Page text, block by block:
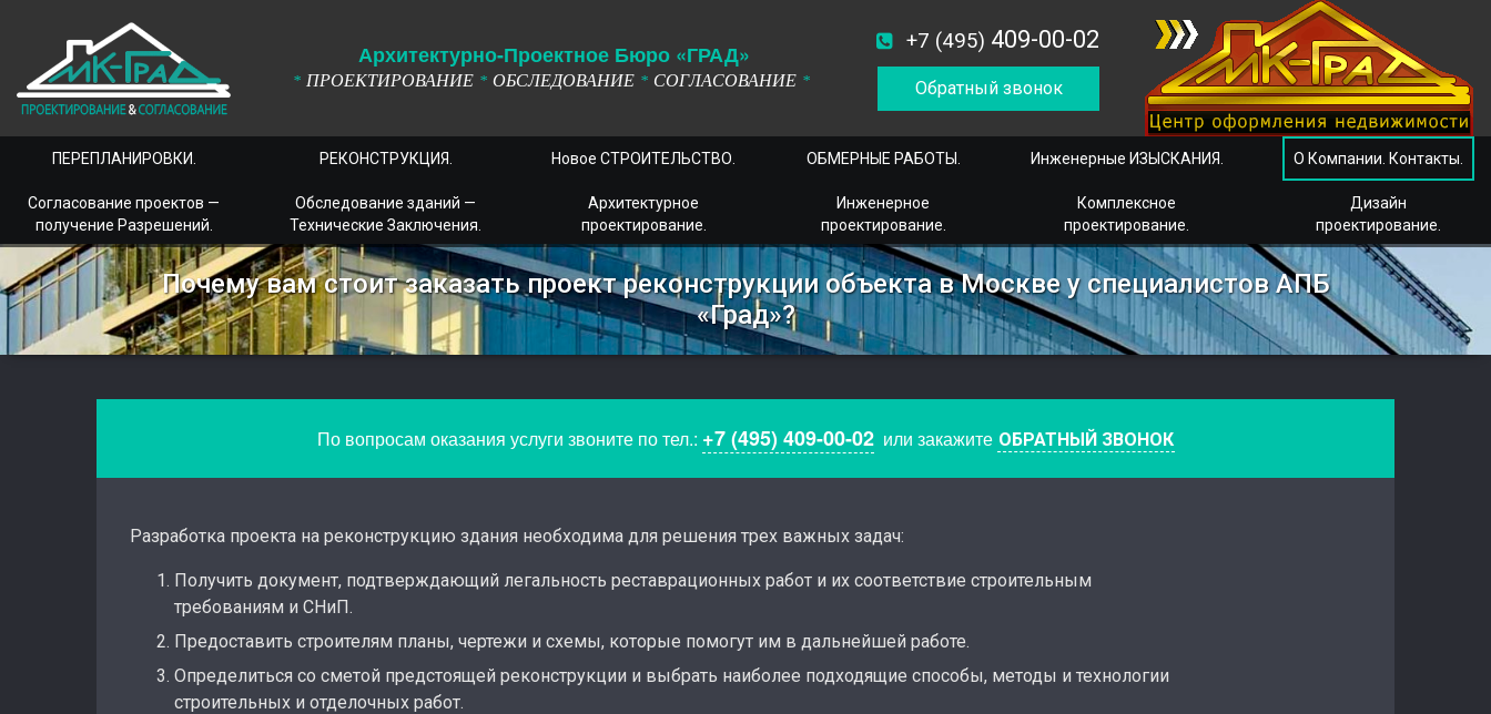
Архитектурно-Проектное Бюро «ГРАД»
* ПРОЕКТИРОВАНИЕ * ОБСЛЕДОВАНИЕ * СОГЛАСОВАНИЕ *
+7 (495) 409-00-02
Обратный звонок
ПЕРЕПЛАНИРОВКИ. РЕКОНСТРУКЦИЯ. Новое СТРОИТЕЛЬСТВО. ОБМЕРНЫЕ РАБОТЫ. Инженерные ИЗЫСКАНИЯ. О Компании. Контакты.
Согласование проектов —
получение Разрешений.
Обследование зданий —
Технические Заключения.
Архитектурное
проектирование.
Инженерное
проектирование.
Комплексное
проектирование.
Дизайн
проектирование.
Почему вам стоит заказать проект реконструкции объекта в Москве у специалистов АПБ
«Град»?
По вопросам оказания услуги звоните по тел.: +7 (495) 409-00-02или закажите ОБРАТНЫЙ ЗВОНОК
Разработка проекта на реконструкцию здания необходима для решения трех важных задач:
Получить документ, подтверждающий легальность реставрационных работ и их соответствие строительным
требованиям и СНиП.
Предоставить строителям планы, чертежи и схемы, которые помогут им в дальнейшей работе.
Определиться со сметой предстоящей реконструкции и выбрать наиболее подходящие способы, методы и технологии
строительных и отделочных работ.